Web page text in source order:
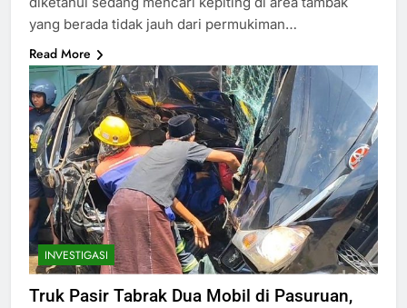
yang berada tidak jauh dari permukiman…
Read More
INVESTIGASI
Truk Pasir Tabrak Dua Mobil di Pasuruan,